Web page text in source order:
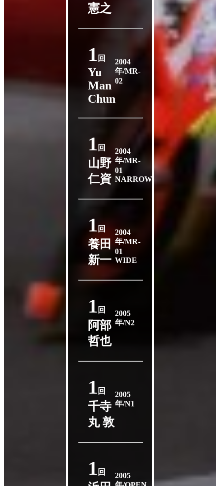
憲之
1 回
Yu
Man
Chun
2004
年/MR-
02
1 回
山野
仁資
2004
年/MR-
01
NARROW
1回
養田
新一
2004
年/MR-
01
WIDE
1 回
阿部
哲也
2005
年/N2
1 回
千寺
丸 敦
2005
年/N1
1 回
2005